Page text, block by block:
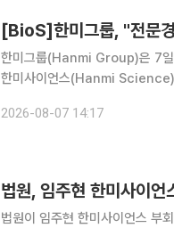
[BioS]한미그룹, "전문
한미그룹(Hanmi Group)은 7일
한미사이언스(Hanmi
회사를 중심으로 생각하고 판단해
2026-08-07 14:17
법원, 임주현 한미사이언
법원이 임주현 한미사이언스 부회장의 보